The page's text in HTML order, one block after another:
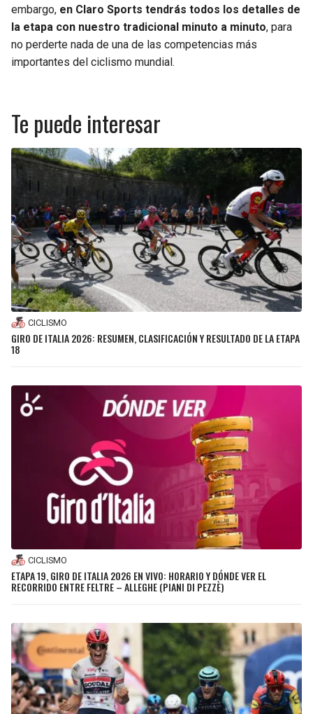
embargo, en Claro Sports tendrás todos los detalles de
la etapa con nuestro tradicional minuto a minuto, para
no perderte nada de una de las competencias más
importantes del ciclismo mundial.
Te puede interesar
CICLISMO
GIRO DE ITALIA 2026: RESUMEN, CLASIFICACIÓN Y RESULTADO DE LA ETAPA
18
CICLISMO
ETAPA 19, GIRO DE ITALIA 2026 EN VIVO: HORARIO Y DÓNDE VER EL
RECORRIDO ENTRE FELTRE – ALLEGHE (PIANI DI PEZZÈ)